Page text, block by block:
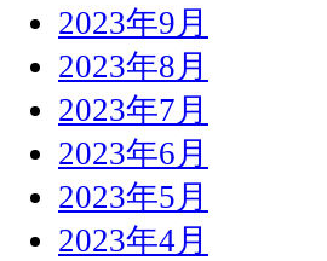
2023年9月
2023年8月
2023年7月
2023年6月
2023年5月
2023年4月